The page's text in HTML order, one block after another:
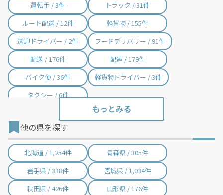
運転手 / 3件
トラック / 31件
ルート配送 / 12件
軽貨物 / 155件
送迎ドライバー / 2件
フードデリバリー / 91件
配送 / 176件
配達 / 179件
バイク便 / 36件
軽貨物ドライバー / 3件
タクシー / 6件
他の県を探す
北海道 / 1,254件
青森県 / 305件
岩手県 / 338件
宮城県 / 1,034件
秋田県 / 426件
山形県 / 176件